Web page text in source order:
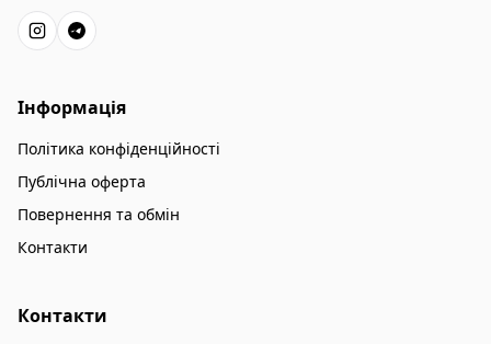
Інформація
Політика конфіденційності
Публічна оферта
Повернення та обмін
Контакти
Контакти